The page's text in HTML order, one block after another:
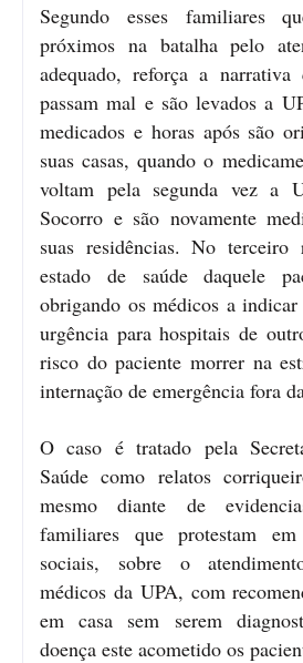
Segundo esses familiares
próximos na batalha pelo
adequado, reforça a narrativa
passam mal e são levados a
medicados e horas após são
suas casas, quando o
voltam pela segunda vez a
Socorro e são novamente
suas residências. No
estado de saúde daquele
obrigando os médicos a indicar
urgência para hospitais de
risco do paciente morrer na
internação de emergência fora
O caso é tratado pela
Saúde como relatos
mesmo diante de
familiares que protestam
sociais, sobre o
médicos da UPA, com
em casa sem serem
doença este acometido os